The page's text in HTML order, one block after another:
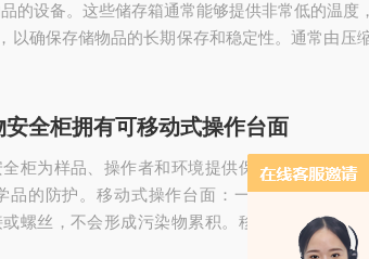
的设备。这些储存箱通常能够提供非常低的温度
以确保存储物品的长期保存和稳定性。通常由压
内部温度稳定在设定的超低温度范围内。超低温
活塞式压缩机：适用于中小容量设备（如实...
安全柜拥有可移动式操作台面
柜为样品、操作者和环境提供保护，适用于挥发
品的防护。移动式操作台面：一体成型不锈钢
螺丝，不会形成污染物累积。移动式操作台面
便清洁及消毒操作。操作室侧壁与背板由整块钢